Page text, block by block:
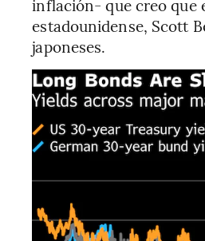
inflación- que creo que
estadounidense, Scott
japoneses.